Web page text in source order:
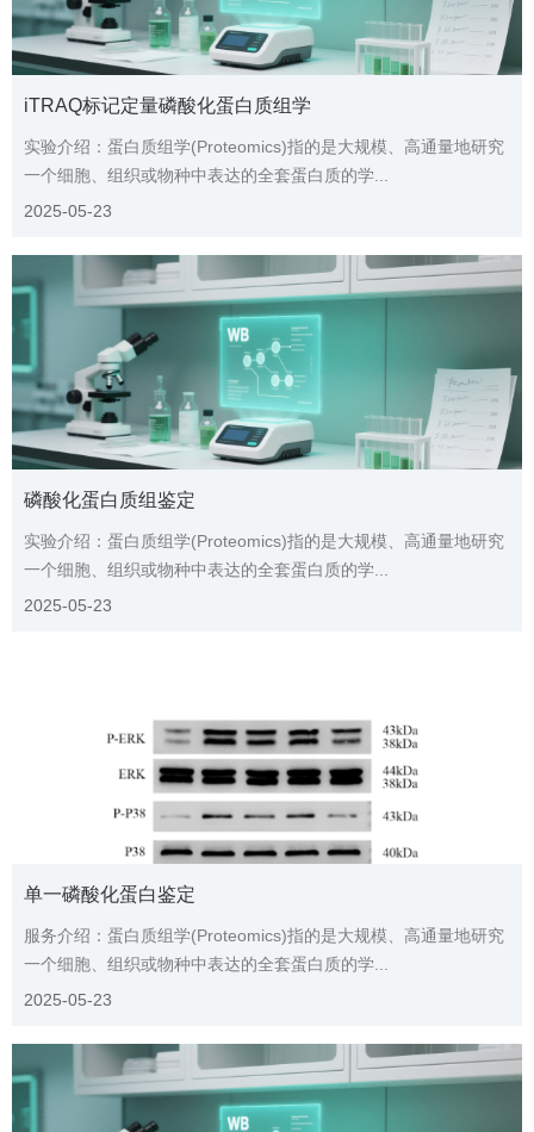
iTRAQ标记定量磷酸化蛋白质组学
实验介绍：蛋白质组学(Proteomics)指的是大规模、高通量地研究
一个细胞、组织或物种中表达的全套蛋白质的学...
2025-05-23
磷酸化蛋白质组鉴定
实验介绍：蛋白质组学(Proteomics)指的是大规模、高通量地研究
一个细胞、组织或物种中表达的全套蛋白质的学...
2025-05-23
单一磷酸化蛋白鉴定
服务介绍：蛋白质组学(Proteomics)指的是大规模、高通量地研究
一个细胞、组织或物种中表达的全套蛋白质的学...
2025-05-23